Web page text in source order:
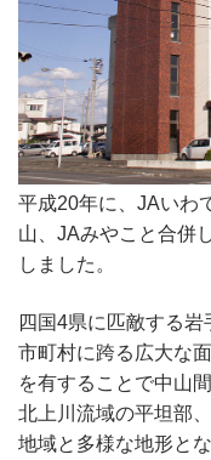
平成20年に、JAいわ
山、JAみやこと合併
しました。
四国4県に匹敵する
市町村に跨る広大な
を有することで中山
北上川流域の平坦部
地域と多様な地形と